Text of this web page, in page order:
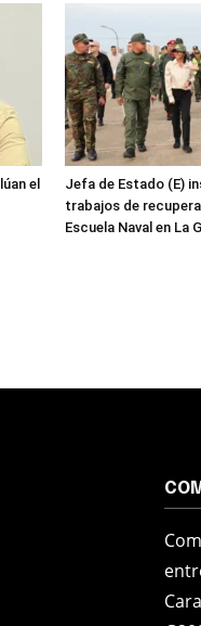
el
Jefa de Estado (E)
trabajos de
Escuela Naval en La